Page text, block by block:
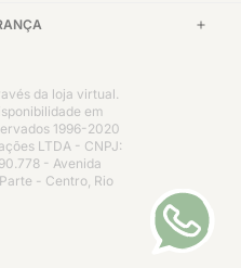
da loja virtual.
em
1996-2020
LTDA - CNPJ:
- Avenida
- Centro, Rio